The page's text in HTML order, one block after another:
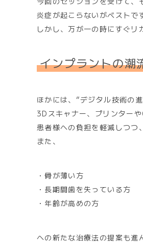
炎症が起こらないがベストで
しかし、万が一の時にすぐリ
インプラントの潮
ほかには、”デジタル技術の
3Dスキャナー、プリンター
患者様への負担を軽減しつつ
また、
・骨が薄い方
・長期間歯を失っている方
・年齢が高めの方
への新たな治療法の提案も進